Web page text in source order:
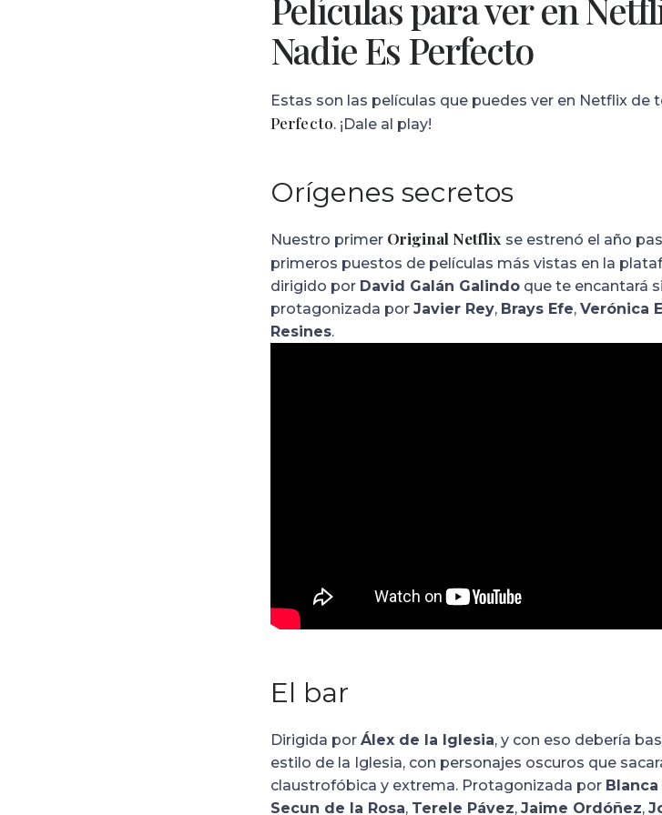
Películas para ver en
Nadie Es Perfecto
Estas son las películas que puedes ver en Netflix de
Perfecto. ¡Dale al play!
Orígenes secretos
Nuestro primer Original Netflix se estrenó el año
primeros puestos de películas más vistas en la
dirigido por David Galán Galindo que te encantará
protagonizada por Javier Rey, Brays Efe, Verónica
Resines.
El bar
Dirigida por Álex de la Iglesia, y con eso debería
estilo de la Iglesia, con personajes oscuros que
claustrofóbica y extrema. Protagonizada por
Secun de la Rosa, Terele Pávez, Jaime Ordóñez,